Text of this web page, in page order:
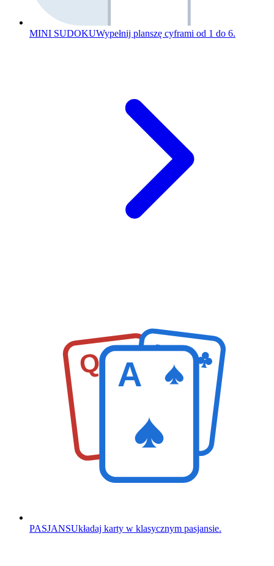
MINI SUDOKUWypełnij planszę cyframi od 1 do 6.
Q K
A
PASJANSUkładaj karty w klasycznym pasjansie.